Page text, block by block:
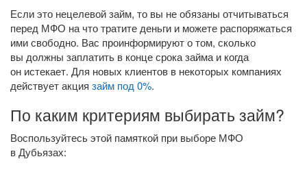
Если это нецелевой займ, то вы не обязаны отчитываться
перед МФО на что тратите деньги и можете распоряжаться
ими свободно. Вас проинформируют о том, сколько
вы должны заплатить в конце срока займа и когда
он истекает. Для новых клиентов в некоторых компаниях
действует акция займ под 0%.
По каким критериям выбирать займ?
Воспользуйтесь этой памяткой при выборе МФО
в Дубьязах: